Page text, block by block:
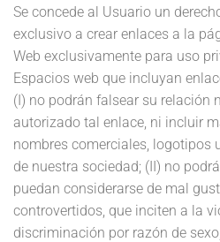
Se concede al Usuario un
exclusivo a crear enlaces a la
Web exclusivamente para uso
Espacios web que incluyan
(I) no podrán falsear su relación
autorizado tal enlace, ni incluir
nombres comerciales, logotipos
de nuestra sociedad; (II) no
puedan considerarse de mal
controvertidos, que inciten a la
discriminación por razón de